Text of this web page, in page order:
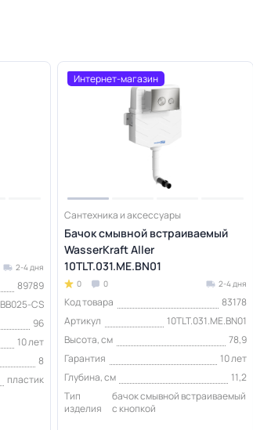
2-4 дня
89789
BB025-CS
96
10 лет
8
пластик
Интернет-магазин
Сантехника и аксессуары
Бачок смывной встраиваемый
WasserKraft Aller
10TLT.031.ME.BN01
0 0 2-4 дня
Код товара
83178
Артикул
10TLT.031.ME.BN01
Высота, см
78,9
Гарантия
10 лет
Глубина, см
11,2
Тип
изделия
бачок смывной встраиваемый
с кнопкой